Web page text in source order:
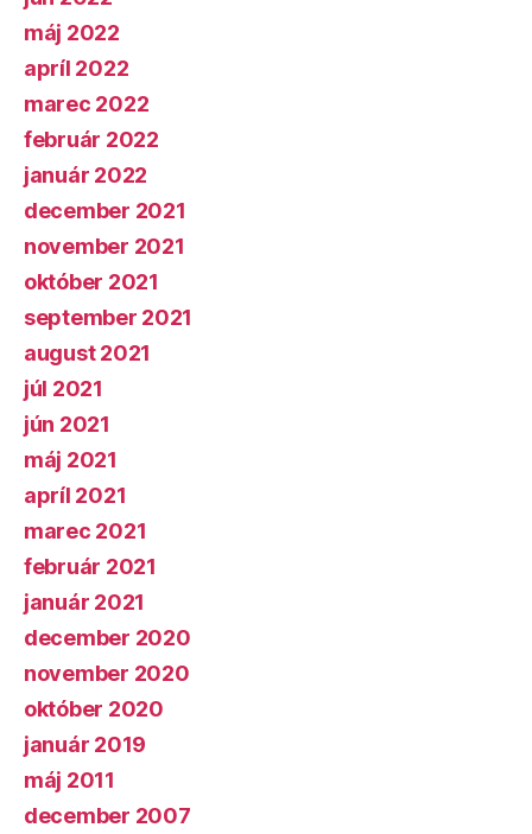
máj 2022
apríl 2022
marec 2022
február 2022
január 2022
december 2021
november 2021
október 2021
september 2021
august 2021
júl 2021
jún 2021
máj 2021
apríl 2021
marec 2021
február 2021
január 2021
december 2020
november 2020
október 2020
január 2019
máj 2011
december 2007